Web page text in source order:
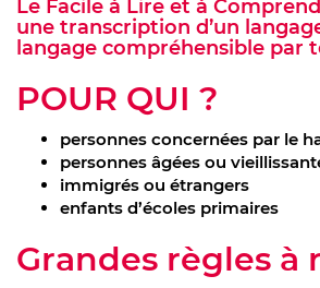
Le Facile à Lire et à
une transcription d’un
langage compréhensible par
POUR QUI ?
personnes concernées par le
personnes âgées ou
immigrés ou étrangers
enfants d’écoles primaires
Grandes règles à